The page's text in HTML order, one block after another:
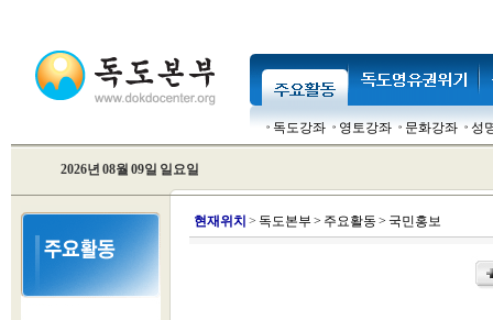
독도강좌 영토강좌 문화강좌 성
2026년 08월 09일 일요일
현재위치 > 독도본부 > 주요활동 > 국민홍보